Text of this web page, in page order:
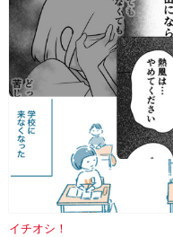
イチオシ！